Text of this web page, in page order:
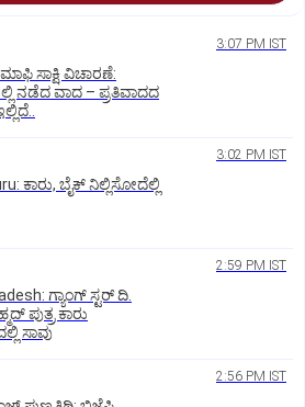
3:07 PM IST
ಸಾಕ್ಷಿ ವಿಚಾರಣೆ:
ನಡೆದ ವಾದ – ಪ್ರತಿವಾದದ
3:02 PM IST
ಕಾರು, ಬೈಕ್‌ ನಿಲ್ಲಿಸೋದೆಲ್ಲಿ
2:59 PM IST
ಗ್ಯಾಂಗ್ ಸ್ಟರ್‌ ದಿ.
ಪುತ್ರ ಕಾರು
ಸಾವು
2:56 PM IST